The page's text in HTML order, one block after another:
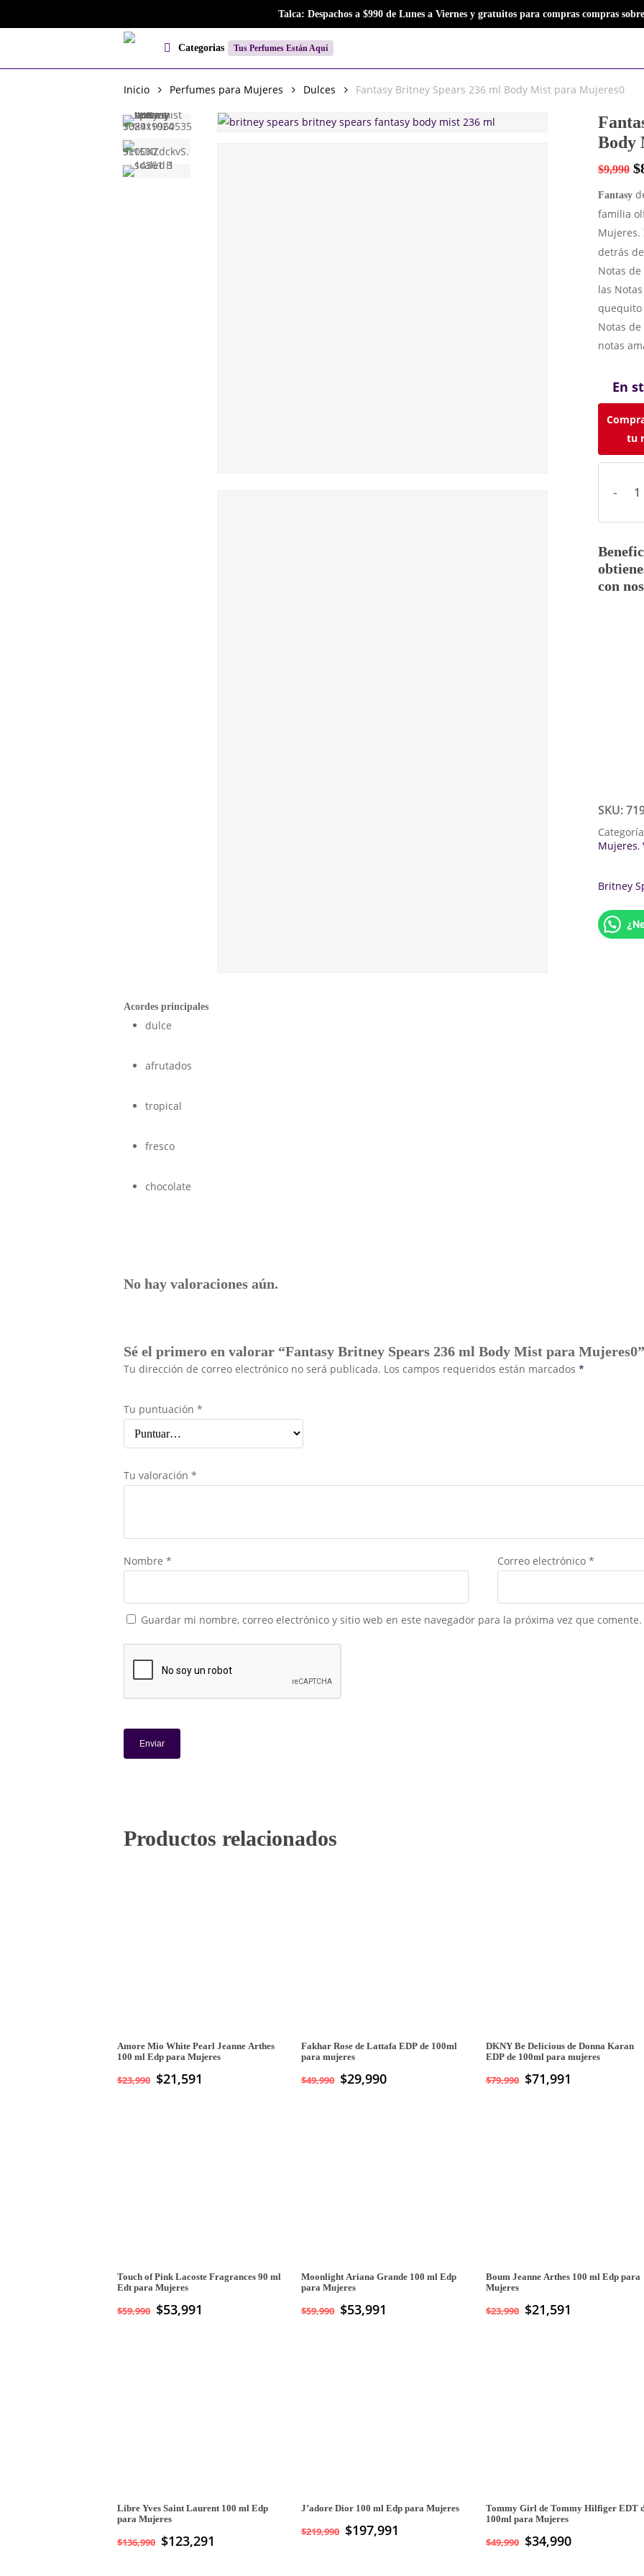
to
Talca: Despachos a $990 de Lunes a Viernes y gratuitos para compras compras
Categorias Tus Perfumes Están Aquí
Cart
Inicio Perfumes para Mujeres Dulces Fantasy Britney Spears 236 ml Body Mist para Mujeres0
Body
$9,990 $
Fantasy
familia
Mujeres.
detrás
Notas
las
quequito
Notas
notas
En
tu
con
SKU:
Mujeres,
Britney
Acordes principales
dulce
afrutados
tropical
fresco
chocolate
No hay valoraciones aún.
Sé el primero en valorar “Fantasy Britney Spears 236 ml Body Mist para Mujeres0”
Tu dirección de correo electrónico no será publicada. Los campos requeridos están marcados *
Tu puntuación *
Tu valoración *
Nombre * Correo electrónico *
Guardar mi nombre, correo electrónico y sitio web en este navegador para la próxima vez que comente.
Productos relacionados
Amore Mio White Pearl Jeanne Arthes
100 ml Edp para Mujeres
$23,990 $21,591
Fakhar Rose de Lattafa EDP de 100ml
para mujeres
$49,990 El
$29,990El
DKNY Be Delicious de Donna Karan
EDP de 100ml para mujeres
$79,990 $71,991
Touch of Pink Lacoste Fragrances 90 ml
Edt para Mujeres
$59,990 $53,991
Moonlight Ariana Grande 100 ml Edp
para Mujeres
$59,990 $53,991
Boum Jeanne Arthes 100 ml Edp para
Mujeres
$23,990 $21,591
Libre Yves Saint Laurent 100 ml Edp
para Mujeres
$136,990 $123,291
J’adore Dior 100 ml Edp para Mujeres
$219,990 $197,991
Tommy Girl de Tommy Hilfiger EDT
100ml para Mujeres
$49,990 El
$34,990El